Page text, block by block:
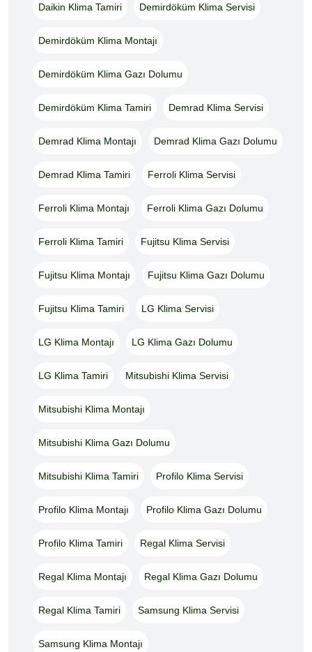
Daikin Klima Tamiri Demirdöküm Klima Servisi
Demirdöküm Klima Montajı
Demirdöküm Klima Gazı Dolumu
Demirdöküm Klima Tamiri Demrad Klima Servisi
Demrad Klima Montajı Demrad Klima Gazı Dolumu
Demrad Klima Tamiri Ferroli Klima Servisi
Ferroli Klima Montajı Ferroli Klima Gazı Dolumu
Ferroli Klima Tamiri Fujitsu Klima Servisi
Fujitsu Klima Montajı Fujitsu Klima Gazı Dolumu
Fujitsu Klima Tamiri LG Klima Servisi
LG Klima Montajı LG Klima Gazı Dolumu
LG Klima Tamiri Mitsubishi Klima Servisi
Mitsubishi Klima Montajı
Mitsubishi Klima Gazı Dolumu
Mitsubishi Klima Tamiri Profilo Klima Servisi
Profilo Klima Montajı Profilo Klima Gazı Dolumu
Profilo Klima Tamiri Regal Klima Servisi
Regal Klima Montajı Regal Klima Gazı Dolumu
Regal Klima Tamiri Samsung Klima Servisi
Samsung Klima Montajı